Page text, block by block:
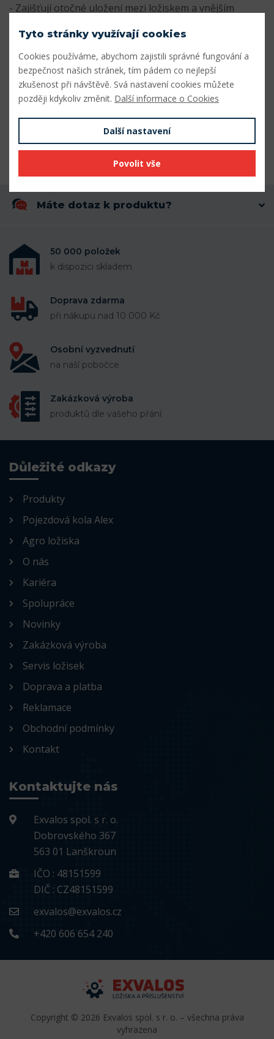
- Zajišťují otočné uložení mezi ložiskem a vnějším
- zajišťují soustředné umístění těsnění
Parametry
Vnitřní průměr (mm)
Šířka (mm) 134
Máte dotaz k produktu?
50 000 položek
k dispozici skladem
Doprava zdarma
při nákupu nad 10 000 Kč
Osobní vyzvednutí
na naší pobočce
Zakázková výroba
produktů dle vašeho přání
Důležité odkazy
Produkty
Pojezdová kola Alex
Agro ložiska
O nás
Kariéra
Spolupráce
Novinky
Zakázková výroba
Servis ložisek
Doprava a platba
Reklamace
Obchodní podmínky
Kontakt
Kontaktujte nás
Exvalos spol. s r. o.
Dobrovského 367
563 01 Lanškroun
IČO : 48151599
DIČ : CZ48151599
exvalos@exvalos.cz
+420 606 654 240
Copyright © 2026 Exvalos spol. s r. o. – všechna práva
vyhrazena
Tyto stránky využívají cookies
Cookies používáme, abychom zajistili správné fungování a
bezpečnost našich stránek, tím pádem co nejlepší
zkušenost při návštěvě. Svá nastavení cookies můžete
později kdykoliv změnit. Další informace o Cookies
Další nastavení
Povolit vše